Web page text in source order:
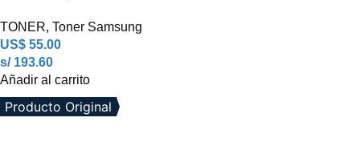
TONER, Toner Samsung
US$ 55.00
s/ 193.60
Añadir al carrito
Producto Original